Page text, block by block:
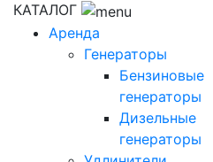
КАТАЛОГ
Аренда
Генераторы
Бензиновые
генераторы
Дизельные
генераторы